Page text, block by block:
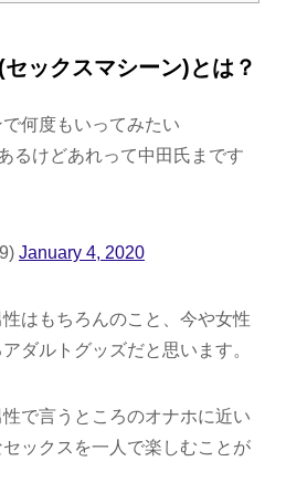
ックスマシーン)とは？
何度もいってみたい
るけどあれって中田氏まです
January 4, 2020
はもちろんのこと、今や女性
ダルトグッズだと思います。
で言うところのオナホに近い
ックスを一人で楽しむことが